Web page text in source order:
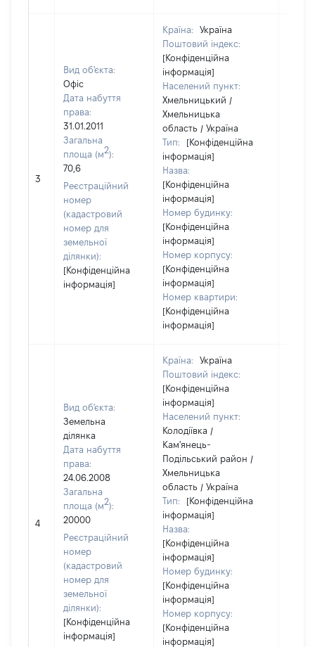
3
Вид об'єкта:
Офіс
Дата набуття
права:
31.01.2011
Загальна
площа (м2):
70,6
Реєстраційний
номер
(кадастровий
номер для
земельної
ділянки):
[Конфіденційна
інформація]
Країна:
Україна
Поштовий індекс:
[Конфіденційна
інформація]
Населений пункт:
Хмельницький /
Хмельницька
область / Україна
Тип:
[Конфіденційна
інформація]
Назва:
[Конфіденційна
інформація]
Номер будинку:
[Конфіденційна
інформація]
Номер корпусу:
[Конфіденційна
інформація]
Номер квартири:
[Конфіденційна
інформація]
4
Вид об'єкта:
Земельна
ділянка
Дата набуття
права:
24.06.2008
Загальна
площа (м2):
20000
Реєстраційний
номер
(кадастровий
номер для
земельної
ділянки):
[Конфіденційна
інформація]
Країна:
Україна
Поштовий індекс:
[Конфіденційна
інформація]
Населений пункт:
Колодіївка /
Кам'янець-
Подільський район /
Хмельницька
область / Україна
Тип:
[Конфіденційна
інформація]
Назва:
[Конфіденційна
інформація]
Номер будинку:
[Конфіденційна
інформація]
Номер корпусу:
[Конфіденційна
інформація]